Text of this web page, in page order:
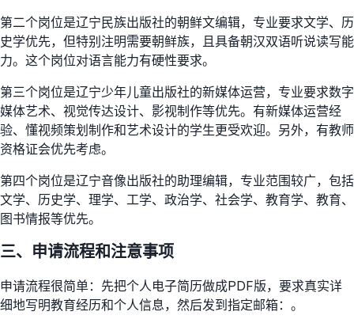
第二个岗位是辽宁民族出版社的朝鲜文编辑，专业要求文学、历
史学优先，但特别注明需要朝鲜族，且具备朝汉双语听说读写能
力。这个岗位对语言能力有硬性要求。
第三个岗位是辽宁少年儿童出版社的新媒体运营，专业要求数字
媒体艺术、视觉传达设计、影视制作等优先。有新媒体运营经
验、懂视频策划制作和艺术设计的学生更受欢迎。另外，有教师
资格证会优先考虑。
第四个岗位是辽宁音像出版社的助理编辑，专业范围较广，包括
文学、历史学、理学、工学、政治学、社会学、教育学、教育、
图书情报等优先。
三、申请流程和注意事项
申请流程很简单：先把个人电子简历做成PDF版，要求真实详
细地写明教育经历和个人信息，然后发到指定邮箱：。